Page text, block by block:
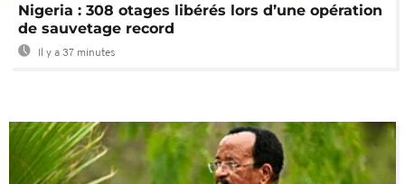
Nigeria : 308 otages libérés lors d’une opération
de sauvetage record
Il y a 37 minutes